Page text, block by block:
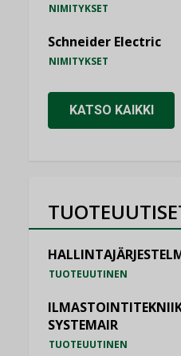
NIMITYKSET
Schneider Electric
NIMITYKSET
KATSO KAIKKI
TUOTEUUTINEN
SYSTEMAIR
TUOTEUUTINEN